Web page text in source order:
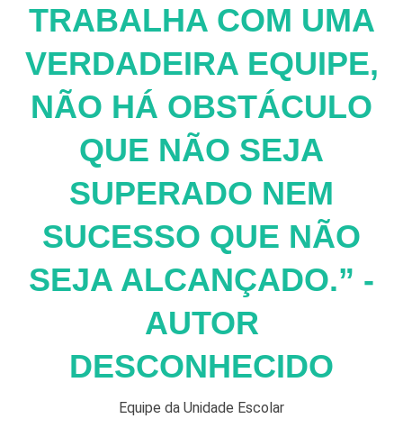
Meio Ambiente, Desenvolvimento Sustentável e Assuntos
Climáticos
Planejamento Urbano e Gestão Estratégica
Saúde
Segurança Pública
TRABALHA COM UMA
VERDADEIRA EQUIPE,
NÃO HÁ OBSTÁCULO
QUE NÃO SEJA
SUPERADO NEM
SUCESSO QUE NÃO
SEJA ALCANÇADO.” -
AUTOR
DESCONHECIDO
Equipe da Unidade Escolar